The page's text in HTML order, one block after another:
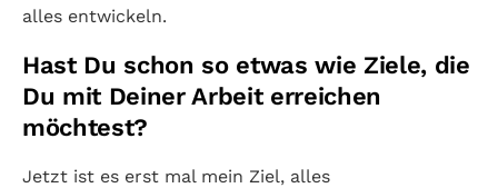
alles entwickeln.
Hast Du schon so etwas wie Ziele, die
Du mit Deiner Arbeit erreichen
möchtest?
Jetzt ist es erst mal mein Ziel, alles